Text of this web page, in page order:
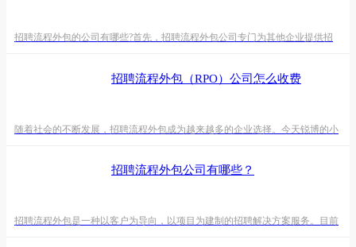
招聘流程外包的公司有哪些?首先，招聘流程外包公司专门为其他企业提供招
从简单的招聘支持到全面的人才管理解决方案。锐博集团(招聘流程外包)ADP
招聘流程外包（RPO）公司怎么收费
随着社会的不断发展，招聘流程外包成为越来越多的企业选择。今天锐博的小
聘流程外包。招聘流程外包能为企业提供从人力规划、招聘策略、人才搜寻与
招聘流程外包公司有哪些？
招聘流程外包是一种以客户为导向，以项目为建制的招聘解决方案服务。目前